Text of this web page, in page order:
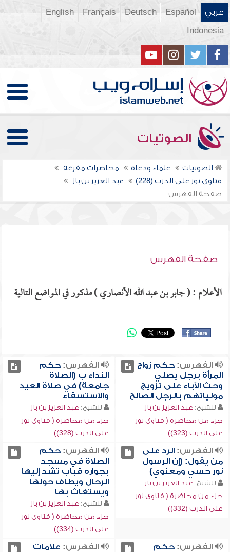
عربي Español
Deutsch
Français
English
Indonesia
الصوتيات
الصوتيات علماء ودعاة
محاضرات مفرغة
فتاوى نور على الدرب (228)
عبد العزيز بن باز
صفحة الفهرس
صفحة الفهرس
الأعلام : ( جابر بن عبد الله الأنصاري ) مذكور في المواضع التالية
الفهرس:حكم زواج
المرأة برجل يصلي
وحث الآباء على تزويج
مولياتهم بالرجل الصالح
للشيخ: عبد العزيز بن باز
جزء من محاضرة ( فتاوى نور
على الدرب (323))
الفهرس:حكم
النداء ب (الصلاة
جامعة) في صلاة العيد
والاستسقاء
للشيخ: عبد العزيز بن باز
جزء من محاضرة ( فتاوى نور
على الدرب (328))
الفهرس:الرد على
من يقول: (إن الرسول
نور حسي ومعنوي)
للشيخ: عبد العزيز بن باز
جزء من محاضرة ( فتاوى نور
على الدرب (332))
الفهرس:حكم
الصلاة في مسجد
بجواره قباب تشد إليها
الرحال ويطاف حولها
ويستغاث بها
للشيخ: عبد العزيز بن باز
جزء من محاضرة ( فتاوى نور
على الدرب (334))
الفهرس:حكم
الفهرس: علامات